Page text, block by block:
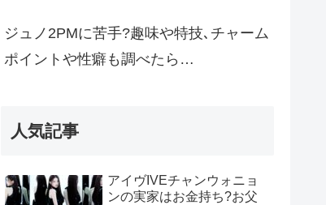
ジュノ2PMに苦手?趣味や特技､チャーム
ポイントや性癖も調べたら…
人気記事
アイヴIVEチャンウォニョ
ンの実家はお金持ち?お父